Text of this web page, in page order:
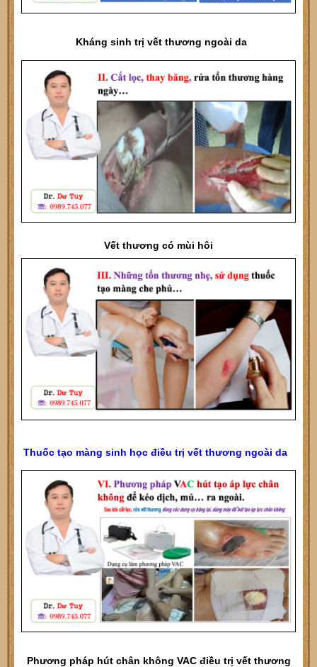
Kháng sinh trị vết thương ngoài da
Vết thương có mùi hôi
Thuốc tạo màng sinh học điều trị vết thương ngoài da
Phương pháp hút chân không VAC điều trị vết thương